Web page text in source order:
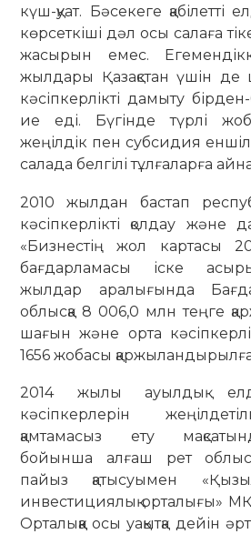
күш-қуат. Бәсекеге қабілетті
көрсеткіші дәл осы салаға
жасырын емес.
жылдары Қазақстан үшін
кәсіпкерлікті дамыту
ие еді. Бүгінде түрлі
жеңілдік пен субсидия
салада белгілі тұлғаларға
2010 жылдан бастап
кәсіпкерлікті қолдау және
«Бизнестің жол картасы
бағдарламасы іске
жылдар аралығында
облысқа 8 006,0 млн теңге
шағын және орта
1656 жобасы
2014 жылы ауылдық
кәсіпкерлерін
қамтамасыз ету
бойынша алғаш рет облыс
пайыз қатысуымен
инвестициялық орталығы»
Орталыққа осы уақытқа дейін